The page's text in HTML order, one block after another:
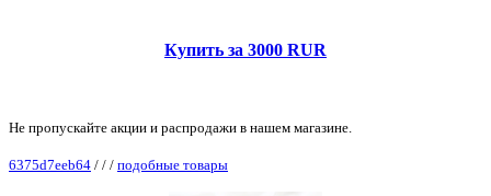
Купить за 3000 RUR
Не пропускайте акции и распродажи в нашем магазине.
6375d7eeb64 / / / подобные товары